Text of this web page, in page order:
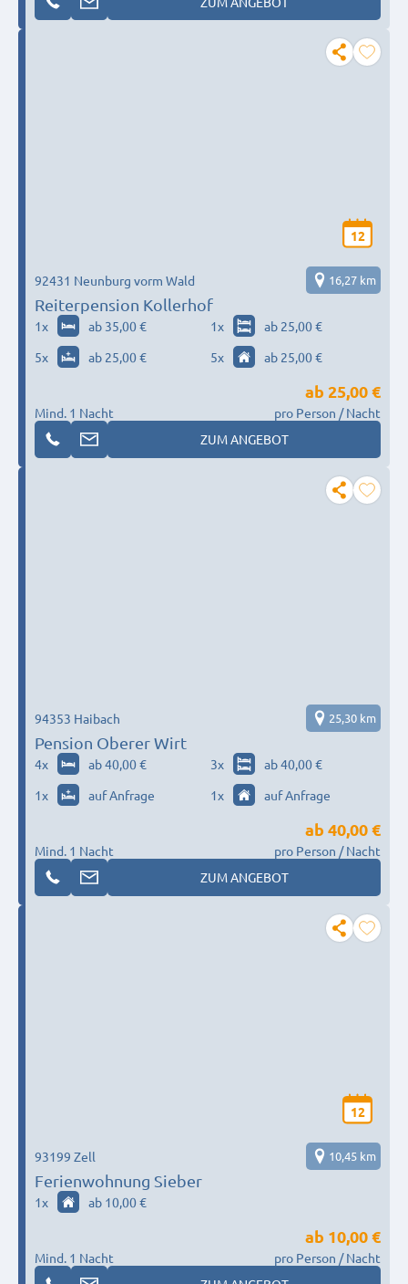
12
Reiterpension Kollerhof
92431 Neunburg vorm Wald 16,27 km
1x ab 35,00 € 1x
ab 25,00 €
5x ab 25,00 € 5x ab 25,00 €
Mind. 1 Nacht
ab 25,00 €
pro Person / Nacht
ZUM ANGEBOT
Pension Oberer Wirt
94353 Haibach 25,30 km
4x ab 40,00 € 3x
ab 40,00 €
1x auf Anfrage 1x auf Anfrage
Mind. 1 Nacht
ab 40,00 €
pro Person / Nacht
ZUM ANGEBOT
12
Ferienwohnung Sieber
93199 Zell 10,45 km
1x ab 10,00 €
Mind. 1 Nacht
ab 10,00 €
pro Person / Nacht